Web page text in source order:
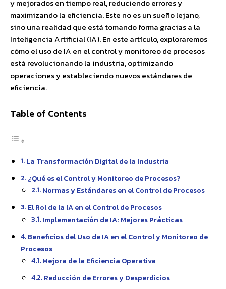
y mejorados en tiempo real, reduciendo errores y
maximizando la eficiencia. Este no es un sueño lejano,
sino una realidad que está tomando forma gracias a la
Inteligencia Artificial (IA). En este artículo, exploraremos
cómo el uso de IA en el control y monitoreo de procesos
está revolucionando la industria, optimizando
operaciones y estableciendo nuevos estándares de
eficiencia.
Table of Contents
La Transformación Digital de la Industria
¿Qué es el Control y Monitoreo de Procesos?
Normas y Estándares en el Control de Procesos
El Rol de la IA en el Control de Procesos
Implementación de IA: Mejores Prácticas
Beneficios del Uso de IA en el Control y Monitoreo de
Procesos
Mejora de la Eficiencia Operativa
Reducción de Errores y Desperdicios